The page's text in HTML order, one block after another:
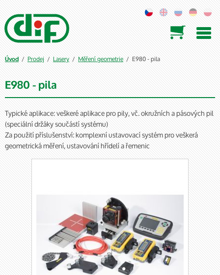

Úvod/Prodej/Lasery/Měření geometrie/ E980 - pila
E980 - pila
Typické aplikace: veškeré aplikace pro pily, vč. okružních a pásových pil
(speciální držáky součástí systému)
Za použití příslušenství: komplexní ustavovací systém pro veškerá
geometrická měření, ustavování hřídelí a řemenic